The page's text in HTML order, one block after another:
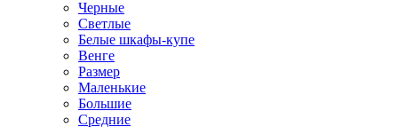
Черные
Светлые
Белые шкафы-купе
Венге
Размер
Маленькие
Большие
Средние